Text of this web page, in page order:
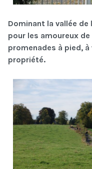
Dominant la vallée
pour les amoureux
promenades à pied,
propriété.